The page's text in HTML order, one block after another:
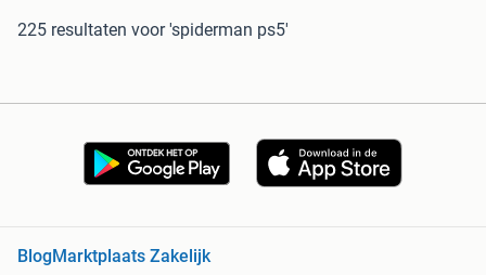
225 resultaten voor 'spiderman ps5'
BlogMarktplaats Zakelijk